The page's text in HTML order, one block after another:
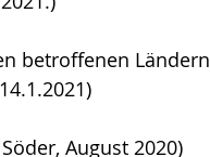
betroffenen Ländern
August 2020)